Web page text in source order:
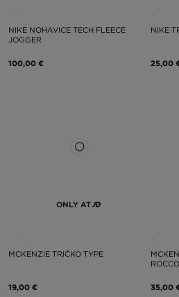
NIKE NOHAVICE TECH FLEECE
JOGGER
100,00 €
NIKE
25,00
ONLY AT
MCKENZIE TRIČKO TYPE
19,00 €
ROCCO
35,00